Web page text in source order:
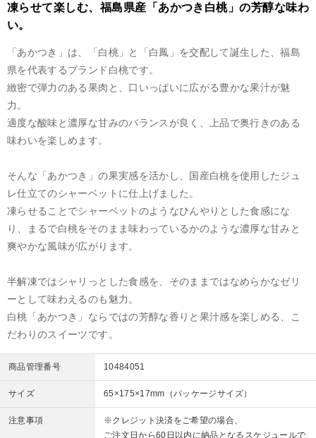
凍らせて楽しむ、福島県産「あかつき白桃」の芳醇な味わ
い。
「あかつき」は、「白桃」と「白鳳」を交配して誕生した、福島
県を代表するブランド白桃です。
緻密で弾力のある果肉と、口いっぱいに広がる豊かな果汁が魅
力。
適度な酸味と濃厚な甘みのバランスが良く、上品で奥行きのある
味わいを楽しめます。
そんな「あかつき」の果実感を活かし、国産白桃を使用したジュ
レ仕立てのシャーベットに仕上げました。
凍らせることでシャーベットのようなひんやりとした食感にな
り、まるで白桃をそのまま味わっているかのような濃厚な甘みと
爽やかな風味が広がります。
半解凍ではシャリっとした食感を、そのままではなめらかなゼリ
ーとして味わえるのも魅力。
白桃「あかつき」ならではの芳醇な香りと果汁感を楽しめる、こ
だわりのスイーツです。
商品管理番号 10484051
サイズ 65×175×17mm（パッケージサイズ）
注意事項
※クレジット決済をご希望の場合、
ご注文日から60日以内に納品となるスケジュールで